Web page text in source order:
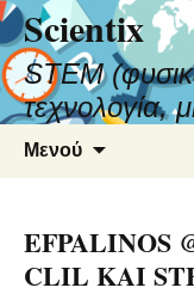
Scientix
STEM
τεχνολογία,
Μενού
EFPALINOS
CLIL KAI